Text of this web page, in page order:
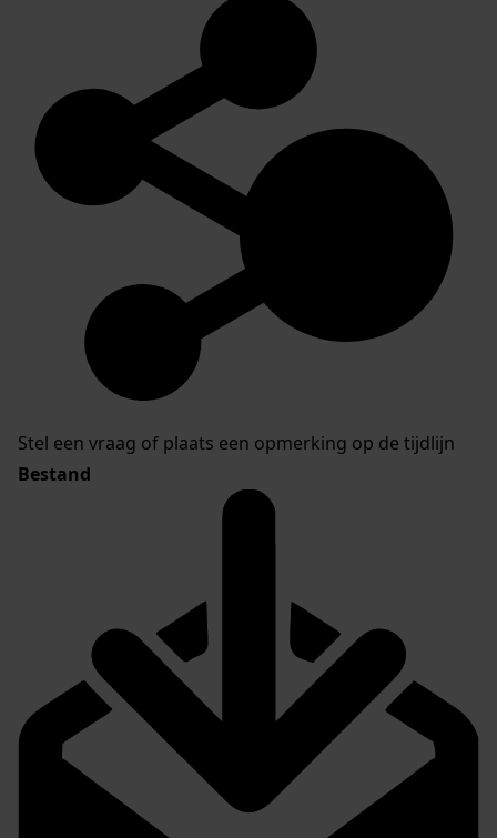
Stel een vraag of plaats een opmerking op de tijdlijn
Bestand